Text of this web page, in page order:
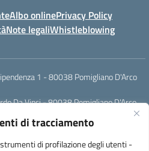
di tracciamento
di profilazione degli utenti -
Albo onlinePrivacy Policy
Note legaliWhistleblowing
1 - 80038 Pomigliano D'Arco
Da Vinci - 80038 Pomigliano D'Arco
Pomigliano D'Arco (NA)
- Pec: